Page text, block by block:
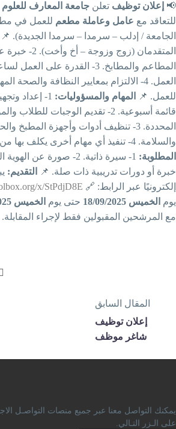
إعلان توظيفتعلن جامعة المعارف للعلوم
مع عامل وعاملة مطعم للعمل في
/ إدلب – سرمدا – سرمدا الجديدة). 📌
المتقدمان (زوج
المطاعم والمطابخ. 3- القدرة
📌
المهام والمسؤوليات:
1- إعداد
قائمة أسبوعية. 2- تقديم الوجبات
المحددة. 3- تنظيف أدوات وأجهزة المطبخ
4- تنفيذ أي مهام أخرى يكلف بها من قبل الإدارة. 📌
أو دورات تدريبية ذات صلة. 📌
التقديم:
عبر الرابط: 🔗 x/StPdjD8E
الخميس 18/09/2025 حتى يوم الخميس 25/09/2025
المرشحين المقبولين فقط لإجراء المقابلة.
المقال السابق
إعلان توظيف
شاغر موظف
التواصل معنا عبر جميع منصات التواصـل
الـزر التـالي.